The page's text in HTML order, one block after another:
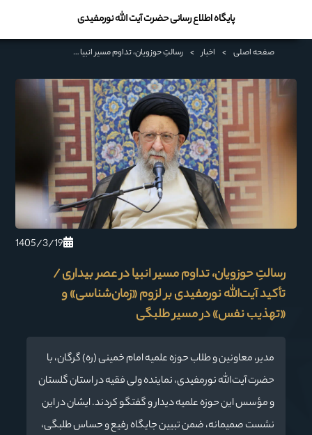
پایگاه اطلاع رسانی حضرت آیت الله نورمفیدی
صفحه اصلی > اخبار > رسالتِ حوزویان، تداوم مسیر انبیا در عصر بیداری / تأکید آیت‌الله نورمفیدی بر لزوم «زمان‌شناسی» و «تهذیب نفس» در مسیر طلبگی
1405/3/19
رسالتِ حوزویان، تداوم مسیر انبیا در عصر بیداری /
تأکید آیت‌الله نورمفیدی بر لزوم «زمان‌شناسی» و
«تهذیب نفس» در مسیر طلبگی
مدیر، معاونین و طلاب حوزه علمیه امام خمینی (ره) گرگان، با
حضرت آیت‌الله نورمفیدی، نماینده ولی فقیه در استان گلستان
و مؤسس این حوزه علمیه دیدار و گفتگو کردند. ایشان در این
نشست صمیمانه، ضمن تبیین جایگاه رفیع و حساس طلبگی،